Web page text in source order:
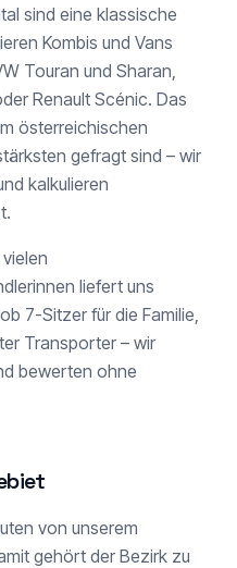
sind eine klassische
Kombis und Vans
Touran und Sharan,
Renault Scénic. Das
österreichischen
gefragt sind – wir
kalkulieren
liefert uns
7-Sitzer für die Familie,
Transporter – wir
bewerten ohne
von unserem
gehört der Bezirk zu